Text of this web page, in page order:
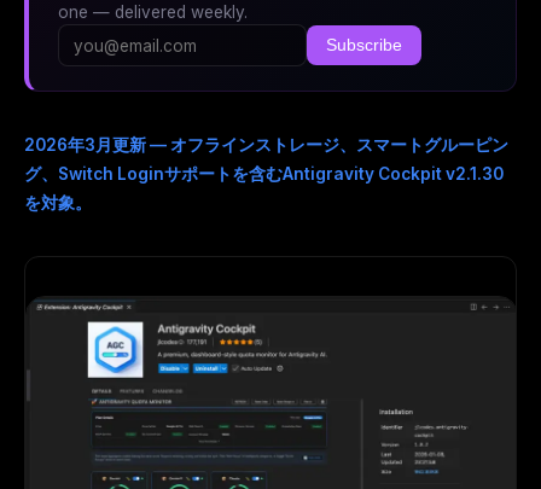
one — delivered weekly.
Subscribe
2026年3月更新 — オフラインストレージ、スマートグルーピン
グ、Switch Loginサポートを含むAntigravity Cockpit v2.1.30
を対象。